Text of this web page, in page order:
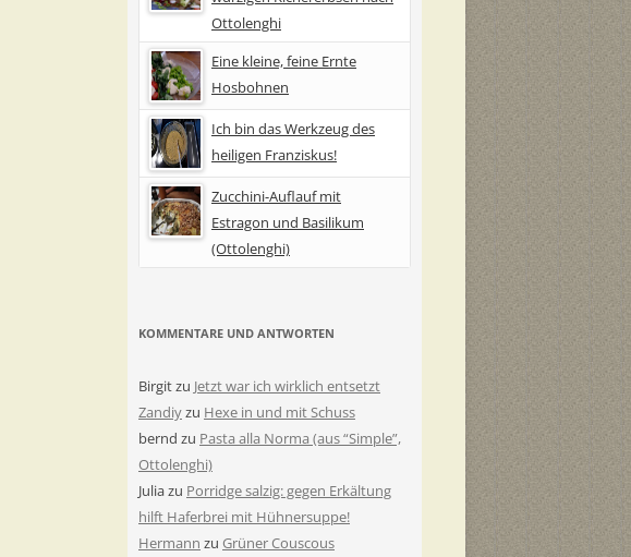
Ottolenghi
Eine kleine, feine Ernte
Hosbohnen
Ich bin das Werkzeug des
heiligen Franziskus!
Zucchini-Auflauf mit
Estragon und Basilikum
(Ottolenghi)
KOMMENTARE UND ANTWORTEN
Birgitzu Jetzt war ich wirklich entsetzt
Zandiyzu Hexe in und mit Schuss
bernd zu Pasta alla Norma (aus “Simple”,
Ottolenghi)
Juliazu Porridge salzig: gegen Erkältung
hilft Haferbrei mit Hühnersuppe!
Hermann zu Grüner Couscous